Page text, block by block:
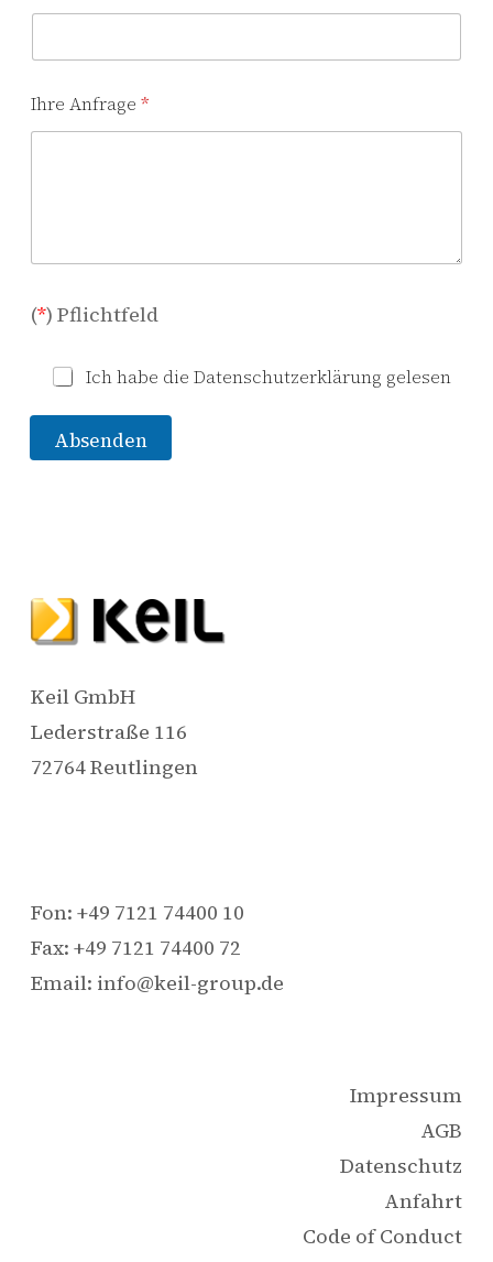
Ihre Anfrage *
(*) Pflichtfeld
n
m
a
m
e
Ich habe die Datenschutzerklärung gelesen
Absenden
Keil GmbH
Lederstraße 116
72764 Reutlingen
Fon: +49 7121 74400 10
Fax: +49 7121 74400 72
Email: info@keil-group.de
Impressum
AGB
Datenschutz
Anfahrt
Code of Conduct